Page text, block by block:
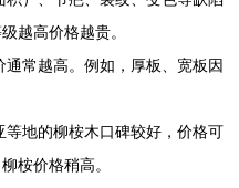
越高价格越贵。
常越高。例如，厚板、宽板因
等地的柳桉木口碑较好，价格可
桉价格稍高。